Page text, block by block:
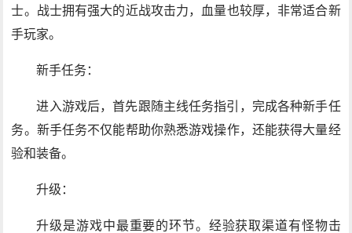
士。战士拥有强大的近战攻击力，血量也较厚，非常适合新
手玩家。
新手任务：
进入游戏后，首先跟随主线任务指引，完成各种新手任
务。新手任务不仅能帮助你熟悉游戏操作，还能获得大量经
验和装备。
升级：
升级是游戏中最重要的环节。经验获取渠道有怪物击